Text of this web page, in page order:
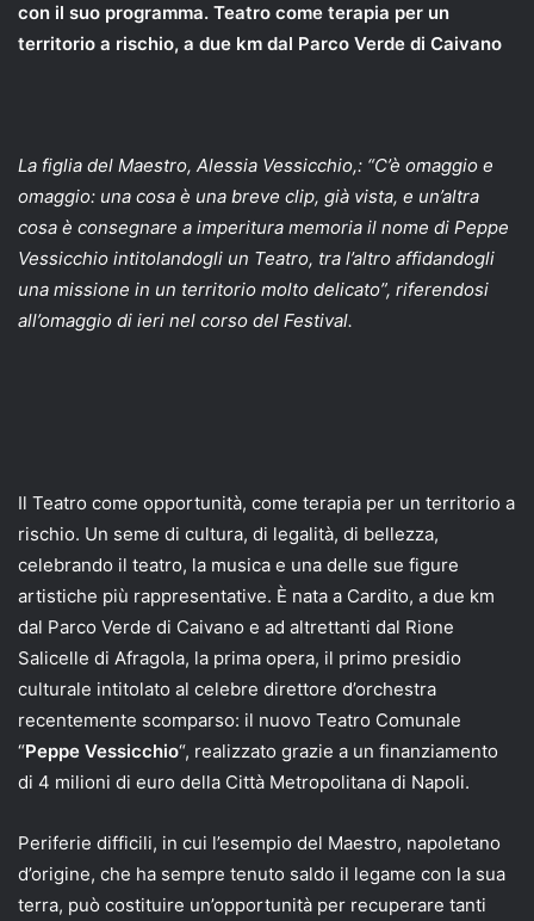
con il suo programma. Teatro come terapia per un
territorio a rischio, a due km dal Parco Verde di Caivano
La figlia del Maestro, Alessia Vessicchio,: “C’è omaggio e
omaggio: una cosa è una breve clip, già vista, e un’altra
cosa è consegnare a imperitura memoria il nome di Peppe
Vessicchio intitolandogli un Teatro, tra l’altro affidandogli
una missione in un territorio molto delicato”, riferendosi
all’omaggio di ieri nel corso del Festival.
Il Teatro come opportunità, come terapia per un territorio a
rischio. Un seme di cultura, di legalità, di bellezza,
celebrando il teatro, la musica e una delle sue figure
artistiche più rappresentative. È nata a Cardito, a due km
dal Parco Verde di Caivano e ad altrettanti dal Rione
Salicelle di Afragola, la prima opera, il primo presidio
culturale intitolato al celebre direttore d’orchestra
recentemente scomparso: il nuovo Teatro Comunale
“Peppe Vessicchio“, realizzato grazie a un finanziamento
di 4 milioni di euro della Città Metropolitana di Napoli.
Periferie difficili, in cui l’esempio del Maestro, napoletano
d’origine, che ha sempre tenuto saldo il legame con la sua
terra, può costituire un’opportunità per recuperare tanti